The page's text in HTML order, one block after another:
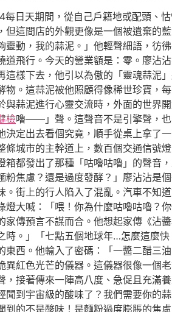
日天期間，從自己戶籍地或配頭、
這間店的外觀更像是一個被遺棄的
動，我的蒜泥。」他輕聲細語，彷
道飛行。今天的營業額是：零。廖
樣下去，他引以為傲的「靈魂蒜泥
物。這蒜泥被他照顧得像稀世珍寶
蒜泥進行心靈交流時，外面的世界
檢嚕——」聲。這聲音不是引擎聲，也
定出去看個究竟，順手從桌上拿了
條城市的主幹道上，數百個交通信號
箱都發出了那種「咕嚕咕嚕」的聲
粉焦慮？還是過度發酵？」廖沾沾是
。街上的行人陷入了混亂。汽車不知
大喊：「喂！你為什麼咕嚕咕嚕？
傳預言不謀而合。他想起家傳《沾
時。」「七點五個地球年…怎麼這麼
西。他輸入了密碼：「一醬二醋三
紅色光芒的儀器。這儀器很像一個
接著傳來一陣高八度、急促且充滿
到宇宙級的酸味了？我們需要你的
到的不是酸味！是麵粉過度膨脹的